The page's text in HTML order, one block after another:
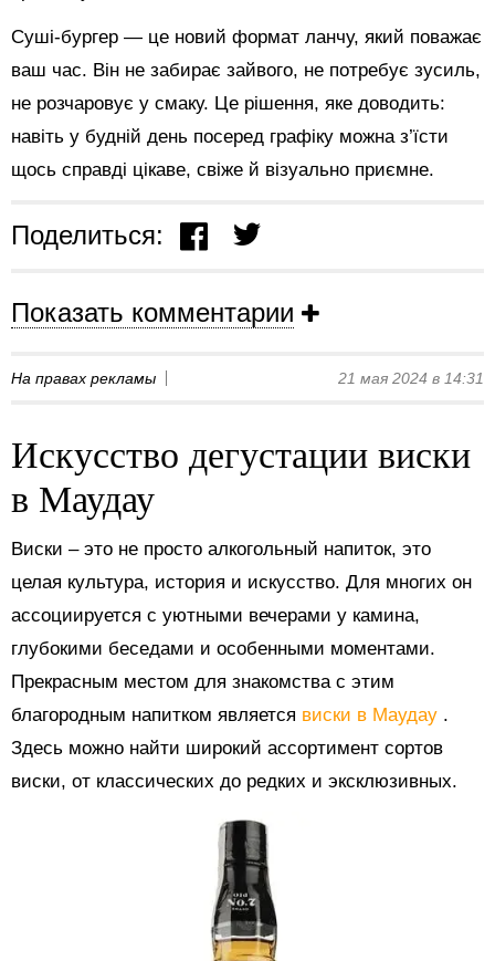
Суші-бургер — це новий формат ланчу, який поважає
ваш час. Він не забирає зайвого, не потребує зусиль,
не розчаровує у смаку. Це рішення, яке доводить:
навіть у будній день посеред графіку можна з’їсти
щось справді цікаве, свіже й візуально приємне.
Поделиться:
Показать комментарии
На правах рекламы 21 мая 2024 в 14:31
Искусство дегустации виски
в Маудау
Виски – это не просто алкогольный напиток, это
целая культура, история и искусство. Для многих он
ассоциируется с уютными вечерами у камина,
глубокими беседами и особенными моментами.
Прекрасным местом для знакомства с этим
благородным напитком является виски в Маудау .
Здесь можно найти широкий ассортимент сортов
виски, от классических до редких и эксклюзивных.